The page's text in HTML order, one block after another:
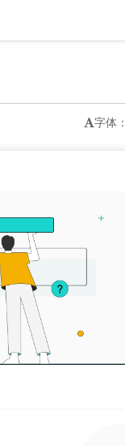
字体：